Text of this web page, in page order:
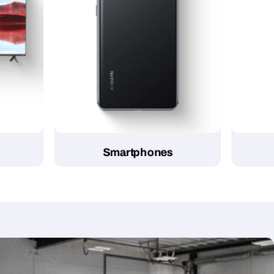
Smartphones